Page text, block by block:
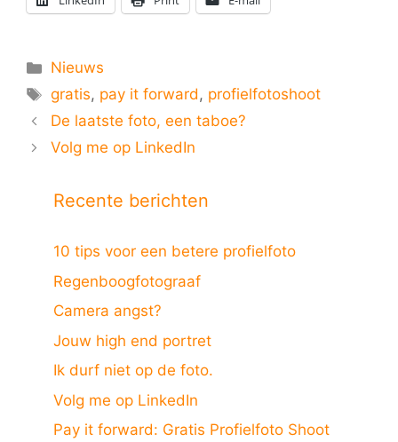
Categorieën
Nieuws
Tags
gratis, pay it forward, profielfotoshoot
De laatste foto, een taboe?
Volg me op LinkedIn
Recente berichten
10 tips voor een betere profielfoto
Regenboogfotograaf
Camera angst?
Jouw high end portret
Ik durf niet op de foto.
Volg me op LinkedIn
Pay it forward: Gratis Profielfoto Shoot